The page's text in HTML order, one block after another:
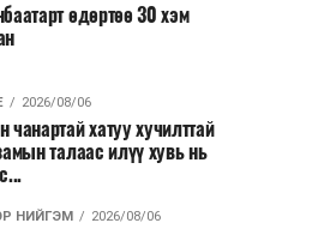
өдөртөө 30 хэм
2026/08/06
чанартай хатуу хучилттай
талаас илүү хувь нь
НИЙГЭМ 2026/08/06